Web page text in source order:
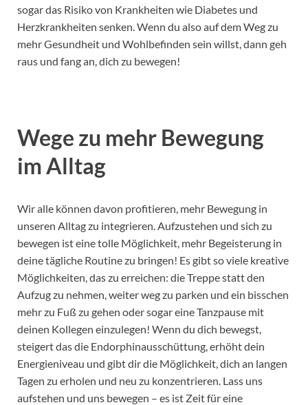
sogar das Risiko von Krankheiten wie Diabetes und
Herzkrankheiten senken. Wenn du also auf dem Weg zu
mehr Gesundheit und Wohlbefinden sein willst, dann geh
raus und fang an, dich zu bewegen!
Wege zu mehr Bewegung
im Alltag
Wir alle können davon profitieren, mehr Bewegung in
unseren Alltag zu integrieren. Aufzustehen und sich zu
bewegen ist eine tolle Möglichkeit, mehr Begeisterung in
deine tägliche Routine zu bringen! Es gibt so viele kreative
Möglichkeiten, das zu erreichen: die Treppe statt den
Aufzug zu nehmen, weiter weg zu parken und ein bisschen
mehr zu Fuß zu gehen oder sogar eine Tanzpause mit
deinen Kollegen einzulegen! Wenn du dich bewegst,
steigert das die Endorphinausschüttung, erhöht dein
Energieniveau und gibt dir die Möglichkeit, dich an langen
Tagen zu erholen und neu zu konzentrieren. Lass uns
aufstehen und uns bewegen – es ist Zeit für eine